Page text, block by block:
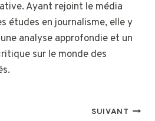
Ayant rejoint le média
études en journalisme, elle y
analyse approfondie et un
sur le monde des
SUIVANT